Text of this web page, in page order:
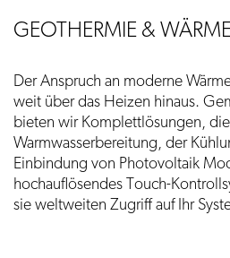
GEOTHERMIE &
Der Anspruch an moderne
weit über das Heizen hinaus.
bieten wir Komplettlösungen,
Warmwasserbereitung, der
Einbindung von Photovoltaik
hochauflösendes Touch-
sie weltweiten Zugriff auf Ihr